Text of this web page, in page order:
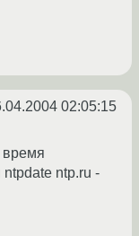
02:05:15
время
ntp.ru -